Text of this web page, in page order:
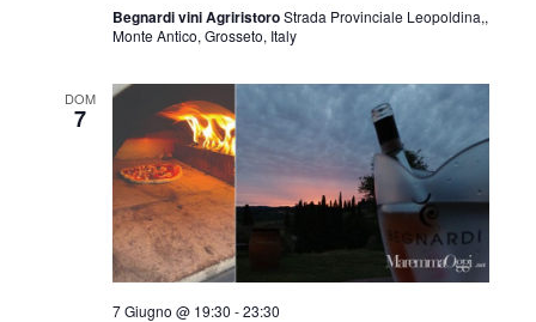
Begnardi vini AgriristoroStrada Provinciale Leopoldina,,
Monte Antico, Grosseto, Italy
DOM
7
7 Giugno @ 19:30 -23:30